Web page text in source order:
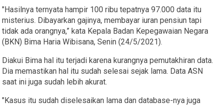
"Hasilnya ternyata hampir 100 ribu tepatnya 97.000 data itu
misterius. Dibayarkan gajinya, membayar iuran pensiun tapi
tidak ada orangnya,” kata Kepala Badan Kepegawaian Negara
(BKN) Bima Haria Wibisana, Senin (24/5/2021).
Diakui Bima hal itu terjadi karena kurangnya pemutakhiran data.
Dia memastikan hal itu sudah selesai sejak lama. Data ASN
saat ini juga sudah lebih akurat.
"Kasus itu sudah diselesaikan lama dan database-nya juga